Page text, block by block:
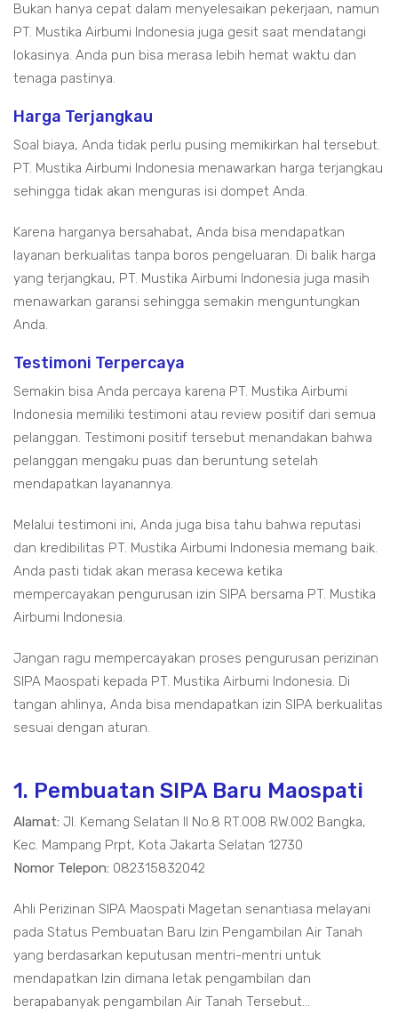
Bukan hanya cepat dalam menyelesaikan pekerjaan, namun
PT. Mustika Airbumi Indonesia juga gesit saat mendatangi
lokasinya. Anda pun bisa merasa lebih hemat waktu dan
tenaga pastinya.
Harga Terjangkau
Soal biaya, Anda tidak perlu pusing memikirkan hal tersebut.
PT. Mustika Airbumi Indonesia menawarkan harga terjangkau
sehingga tidak akan menguras isi dompet Anda.
Karena harganya bersahabat, Anda bisa mendapatkan
layanan berkualitas tanpa boros pengeluaran. Di balik harga
yang terjangkau, PT. Mustika Airbumi Indonesia juga masih
menawarkan garansi sehingga semakin menguntungkan
Anda.
Testimoni Terpercaya
Semakin bisa Anda percaya karena PT. Mustika Airbumi
Indonesia memiliki testimoni atau review positif dari semua
pelanggan. Testimoni positif tersebut menandakan bahwa
pelanggan mengaku puas dan beruntung setelah
mendapatkan layanannya.
Melalui testimoni ini, Anda juga bisa tahu bahwa reputasi
dan kredibilitas PT. Mustika Airbumi Indonesia memang baik.
Anda pasti tidak akan merasa kecewa ketika
mempercayakan pengurusan izin SIPA bersama PT. Mustika
Airbumi Indonesia.
Jangan ragu mempercayakan proses pengurusan perizinan
SIPA Maospati kepada PT. Mustika Airbumi Indonesia. Di
tangan ahlinya, Anda bisa mendapatkan izin SIPA berkualitas
sesuai dengan aturan.
1. Pembuatan SIPA Baru Maospati
Alamat: Jl. Kemang Selatan II No.8 RT.008 RW.002 Bangka,
Kec. Mampang Prpt, Kota Jakarta Selatan 12730
Nomor Telepon: 082315832042
Ahli Perizinan SIPA Maospati Magetan senantiasa melayani
pada Status Pembuatan Baru Izin Pengambilan Air Tanah
yang berdasarkan keputusan mentri-mentri untuk
mendapatkan Izin dimana letak pengambilan dan
berapabanyak pengambilan Air Tanah Tersebut...